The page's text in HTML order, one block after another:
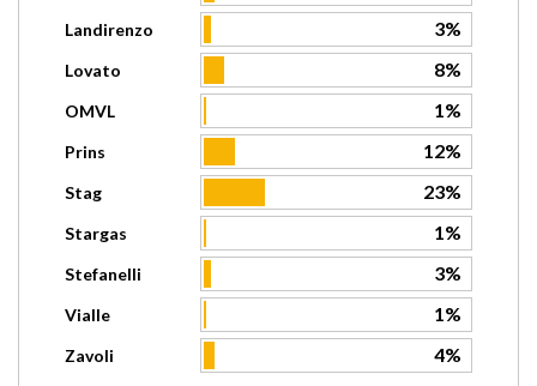
Landirenzo 3%
Lovato 8%
OMVL 1%
Prins 12%
Stag 23%
Stargas 1%
Stefanelli 3%
Vialle 1%
Zavoli 4%